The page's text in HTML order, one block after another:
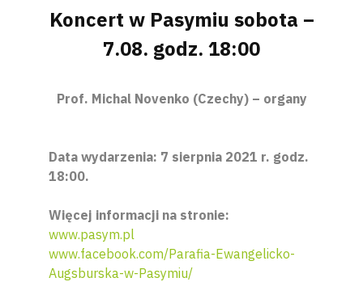
Koncert w Pasymiu sobota –
7.08. godz. 18:00
Prof. Michal Novenko (Czechy) – organy
Data wydarzenia: 7 sierpnia 2021 r. godz.
18:00.
Więcej informacji na stronie:
www.pasym.pl
www.facebook.com/Parafia-Ewangelicko-
Augsburska-w-Pasymiu/